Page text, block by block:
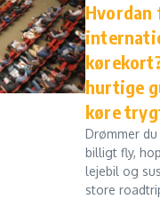
Hvordan
hurtige
køre
Drømmer
billigt fly,
lejebil og
store